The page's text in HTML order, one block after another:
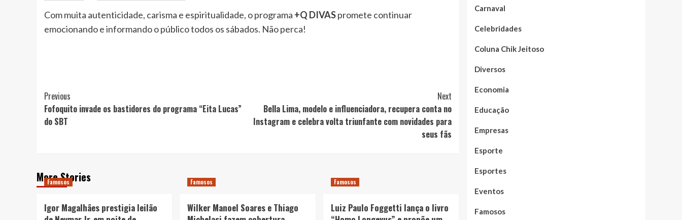
Com muita autenticidade, carisma e espiritualidade, o programa +Q DIVASpromete continuar
emocionando e informando o público todos os sábados. Não perca!
Post
Navigation
Previous
Fofoquito invade os bastidores do programa “Eita Lucas”
do SBT
Next
Bella Lima, modelo e influenciadora, recupera conta no
Instagram e celebra volta triunfante com novidades para
seus fãs
More Stories
Famosos
Igor Magalhães prestigia leilão
Famosos
Wilker Manoel Soares e Thiago
Famosos
Luiz Paulo Foggetti lança o livro
Carnaval
Celebridades
Coluna Chik Jeitoso
Diversos
Economia
Educação
Empresas
Esporte
Esportes
Eventos
Famosos